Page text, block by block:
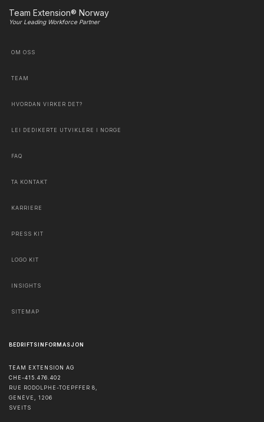
Team Extension® Norway
Your Leading Workforce Partner
OM OSS
TEAM
HVORDAN VIRKER DET?
LEI DEDIKERTE UTVIKLERE I NORGE
FAQ
TA KONTAKT
KARRIERE
PRESS KIT
LOGO KIT
INSIGHTS
SITEMAP
BEDRIFTSINFORMASJON
TEAM EXTENSION AG
CHE-415.476.402
RUE RODOLPHE-TOEPFFER 8,
GENÈVE , 1206
SVEITS